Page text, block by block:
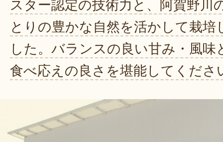
スター認定の技術力と、阿賀野川
とりの豊かな自然を活かして栽培
した。バランスの良い甘み・風味
食べ応えの良さを堪能してくださ